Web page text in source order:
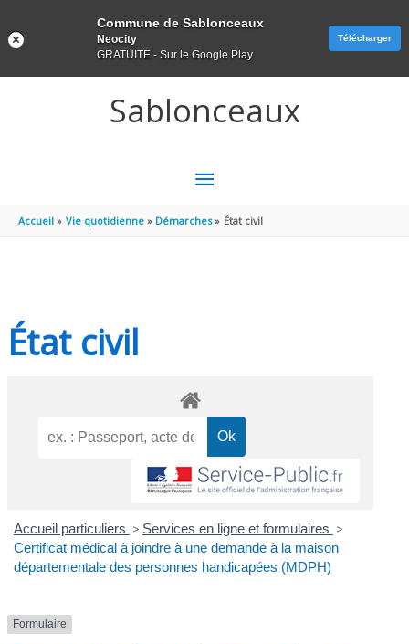
Sablonceaux
MENU
PRINCIPAL
Accueil Vie quotidienne Démarches État civil
État civil
Accueil particuliers > Services en ligne et formulaires >
Certificat médical à joindre à une demande à la maison
départementale des personnes handicapées (MDPH)
Formulaire
Commune de Sablonceaux
Neocity
GRATUITE - Sur le Google Play
Télécharger